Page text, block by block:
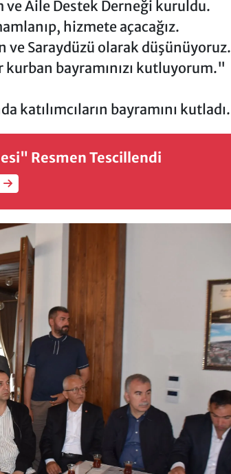
ve Aile Destek Derneği kuruldu.
hizmete açacağız.
ve Saraydüzü olarak düşünüyoruz.
bayramınızı kutluyorum."
katılımcıların bayramını kutladı.
Resmen Tescillendi